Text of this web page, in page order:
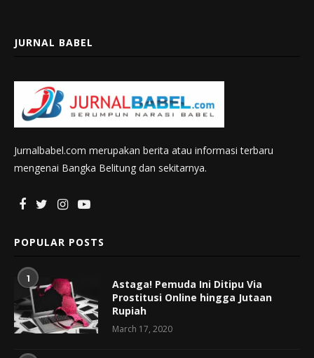
JURNAL BABEL
Jurnalbabel.com merupakan berita atau informasi terbaru
mengenai Bangka Belitung dan sekitarnya.
POPULAR POSTS
1
Astaga! Pemuda Ini Ditipu Via
Prostitusi Online hingga Jutaan
Rupiah
March 17, 2020